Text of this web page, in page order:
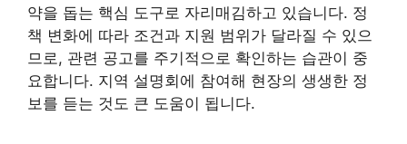
약을 돕는 핵심 도구로 자리매김하고 있습니다. 정
책 변화에 따라 조건과 지원 범위가 달라질 수 있으
므로, 관련 공고를 주기적으로 확인하는 습관이 중
요합니다. 지역 설명회에 참여해 현장의 생생한 정
보를 듣는 것도 큰 도움이 됩니다.